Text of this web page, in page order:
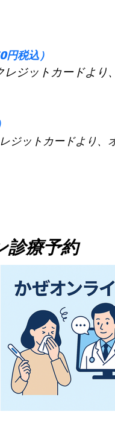
税込）
レジットカードより
ジットカードより、
診療予約